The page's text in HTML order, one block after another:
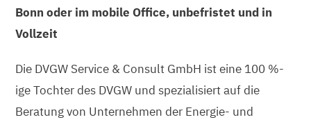
Bonn oder im mobile Office, unbefristet und in
Vollzeit
Die DVGW Service & Consult GmbH ist eine 100 %-
ige Tochter des DVGW und spezialisiert auf die
Beratung von Unternehmen der Energie- und